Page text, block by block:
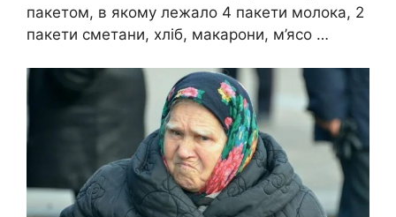
пакетом, в якому лежало 4 пакети молока, 2
пакети сметани, хліб, макарони, м’ясо …